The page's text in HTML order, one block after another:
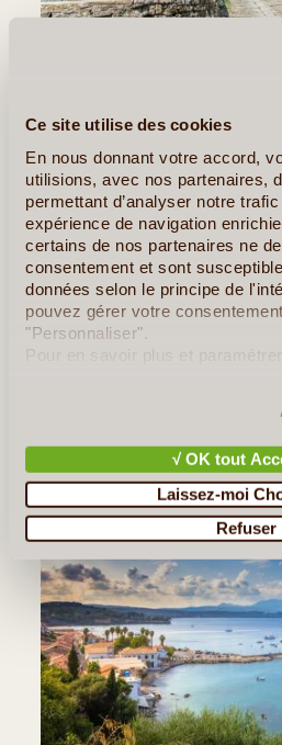
Ce site utilise des cookies
En nous donnant votre accord,
utilisions, avec nos partenaires,
permettant d’analyser notre
expérience de navigation
certains de nos partenaires ne
consentement et sont
données selon le principe de
pouvez gérer votre
"Personnaliser".
Pour en savoir plus et
√ OK tout
Laissez-moi
Refuser
nord-ouest du pays dévoile des
cimes (...)
Lire la suite
Mistra dans le
Thessalonique
Escapade en Vélo sur la